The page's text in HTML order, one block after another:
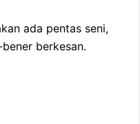
ada pentas seni,
berkesan.